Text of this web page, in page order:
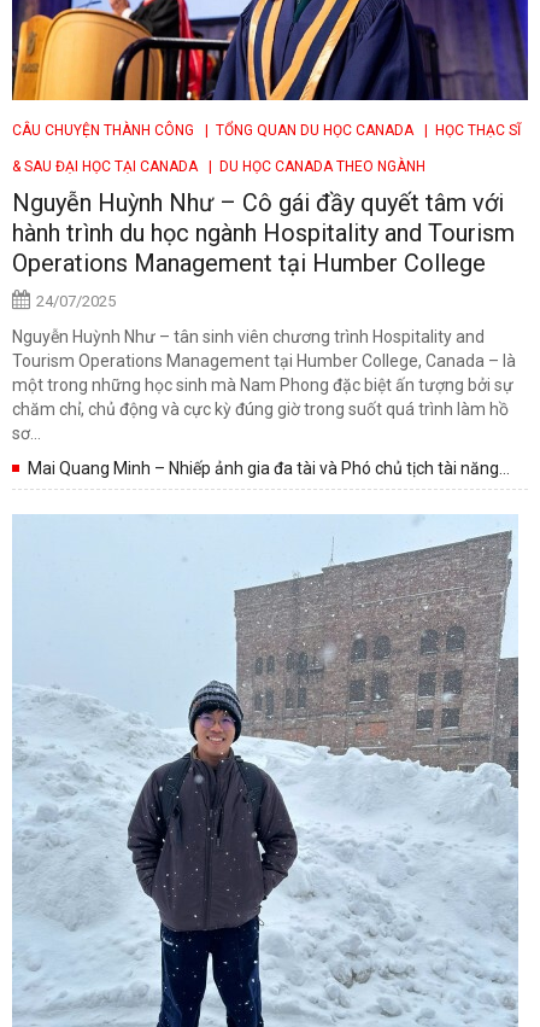
CÂU CHUYỆN THÀNH CÔNG | TỔNG QUAN DU HỌC CANADA | HỌC THẠC SĨ
& SAU ĐẠI HỌC TẠI CANADA | DU HỌC CANADA THEO NGÀNH
Nguyễn Huỳnh Như – Cô gái đầy quyết tâm với
hành trình du học ngành Hospitality and Tourism
Operations Management tại Humber College
24/07/2025
Nguyễn Huỳnh Như – tân sinh viên chương trình Hospitality and
Tourism Operations Management tại Humber College, Canada – là
một trong những học sinh mà Nam Phong đặc biệt ấn tượng bởi sự
chăm chỉ, chủ động và cực kỳ đúng giờ trong suốt quá trình làm hồ
sơ...
Mai Quang Minh – Nhiếp ảnh gia đa tài và Phó chủ tịch tài năng
của Hội sinh viên Humber...